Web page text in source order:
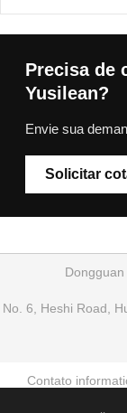
Precisa de
Yusilean?
Envie sua
Solicitar
Dongguan
No. 6, Heshi Road,
Contato